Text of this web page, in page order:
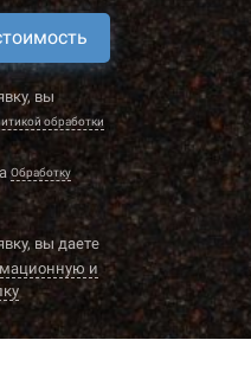
вы
обработки
Обработку
вы даете
и